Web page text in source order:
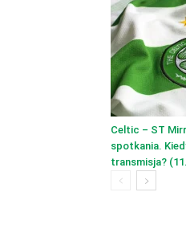
Celtic – ST
spotkania.
transmisja?